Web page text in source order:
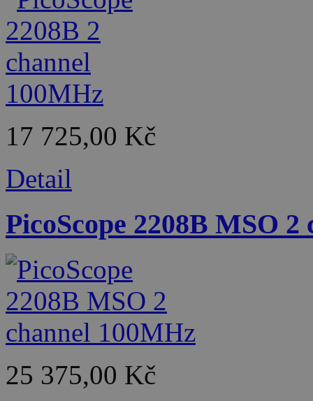
17 725,00 Kč
Detail
PicoScope 2208B MSO
25 375,00 Kč